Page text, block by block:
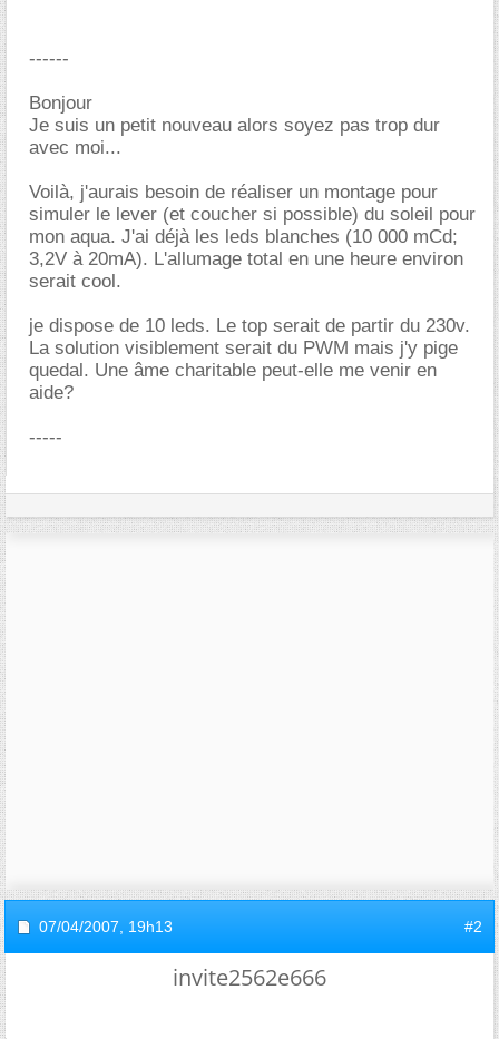
------
Bonjour
Je suis un petit nouveau alors soyez pas trop dur
avec moi...
Voilà, j'aurais besoin de réaliser un montage pour
simuler le lever (et coucher si possible) du soleil pour
mon aqua. J'ai déjà les leds blanches (10 000 mCd;
3,2V à 20mA). L'allumage total en une heure environ
serait cool.
je dispose de 10 leds. Le top serait de partir du 230v.
La solution visiblement serait du PWM mais j'y pige
quedal. Une âme charitable peut-elle me venir en
aide?
-----
07/04/2007, 19h13 #2
invite2562e666